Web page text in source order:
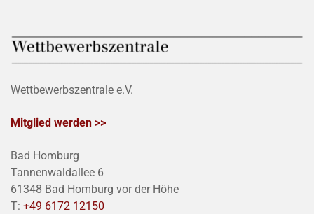
Wettbewerbszentrale e.V.
Mitglied werden >>
Bad Homburg
Tannenwaldallee 6
61348 Bad Homburg vor der Höhe
T: +49 6172 12150